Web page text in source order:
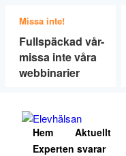
Missa inte!
Fullspäckad vår-
missa inte våra
webbinarier
Hem Aktuellt
Experten svarar